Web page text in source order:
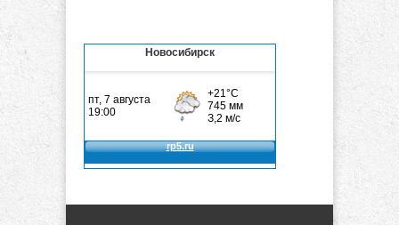
Новосибирск